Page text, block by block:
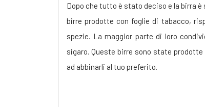
Dopo che tutto è stato deciso e la birra
birre prodotte con foglie di tabacco,
spezie. La maggior parte di loro
sigaro. Queste birre sono state
ad abbinarli al tuo preferito.